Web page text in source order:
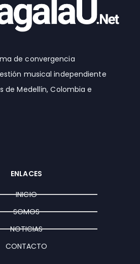
de convergencia
musical independiente
de Medellín, Colombia e
ENLACES
INICIO
SOMOS
NOTICIAS
CONTACTO